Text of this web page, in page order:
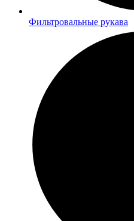
Фильтровальные рукава